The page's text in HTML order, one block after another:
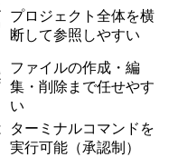
プロジェクト全体を横
断して参照しやすい
ファイルの作成・編
集・削除まで任せやす
い
ターミナルコマンドを
実行可能（承認制）